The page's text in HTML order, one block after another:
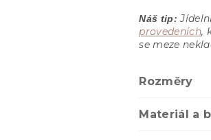
Náš tip:
provedeních,
se meze
Rozměry
Materiál a